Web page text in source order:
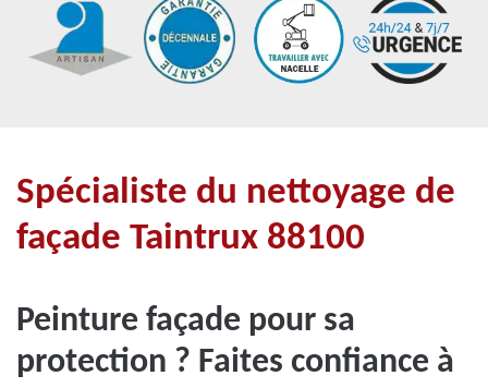
Spécialiste du nettoyage de
façade Taintrux 88100
Peinture façade pour sa
protection ? Faites confiance à